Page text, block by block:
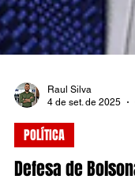
Raul Silva
4 de set. de 2025
POLÍTICA